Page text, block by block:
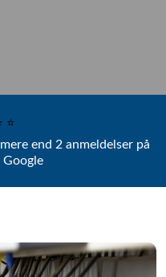
⭐​
end 2 anmeldelser på
Google